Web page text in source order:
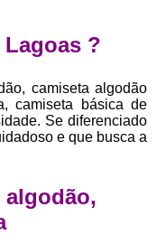
Desenvolvimento
Desenvolvimento de
Desenvolvimento de
Desenvolvimento
Estampa de
?
camiseta algodão
camiseta básica de
Se diferenciado
e que busca a